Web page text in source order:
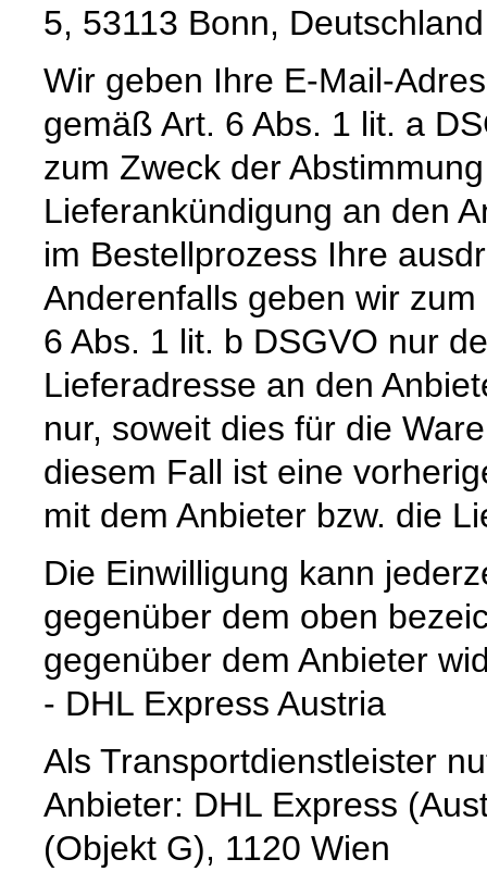
5, 53113 Bonn, Deutschland
Wir geben Ihre E-Mail-
gemäß Art. 6 Abs. 1 lit. a
zum Zweck der
Lieferankündigung an den
im Bestellprozess Ihre
Anderenfalls geben wir
6 Abs. 1 lit. b DSGVO nur
Lieferadresse an den
nur, soweit dies für die
diesem Fall ist eine
mit dem Anbieter bzw. die
Die Einwilligung kann
gegenüber dem oben
gegenüber dem Anbieter
- DHL Express Austria
Als Transportdienstleister
Anbieter: DHL Express
(Objekt G), 1120 Wien